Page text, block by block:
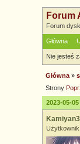
Forum
Forum
Główna
Nie jesteś
Główna »
Strony
2023-05-
Użytkownik